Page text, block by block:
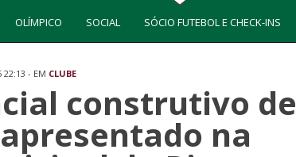
OLÍMPICO SOCIAL SÓCIO FUTEBOL E CHECK-INS
22:13 - EM CLUBE
construtivo de
na